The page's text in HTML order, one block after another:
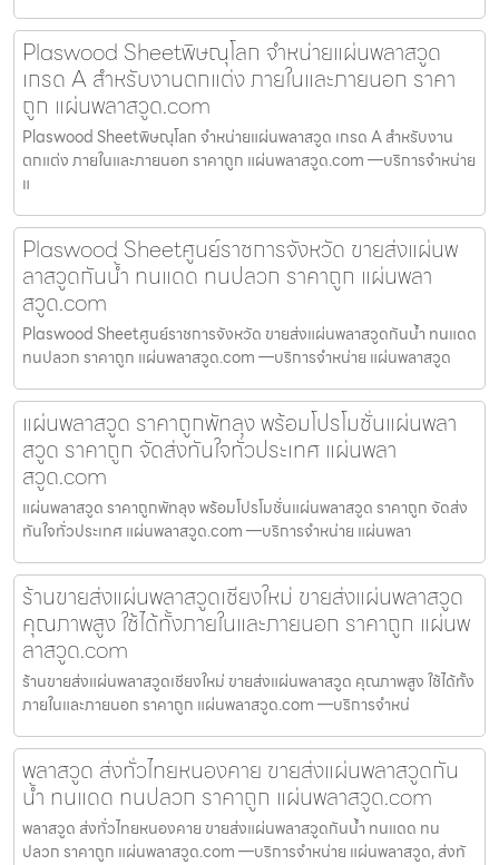
Plaswood Sheetพิษณุโลก จำหน่ายแผ่นพลาสวูด
เกรด A สำหรับงานตกแต่ง ภายในและภายนอก ราคา
ถูก แผ่นพลาสวูด.com
Plaswood Sheetพิษณุโลก จำหน่ายแผ่นพลาสวูด เกรด A สำหรับงาน
ตกแต่ง ภายในและภายนอก ราคาถูก แผ่นพลาสวูด.com —บริการจำหน่าย
แ
Plaswood Sheetศูนย์ราชการจังหวัด ขายส่งแผ่นพ
ลาสวูดกันน้ำ ทนแดด ทนปลวก ราคาถูก แผ่นพลา
สวูด.com
Plaswood Sheetศูนย์ราชการจังหวัด ขายส่งแผ่นพลาสวูดกันน้ำ ทนแดด
ทนปลวก ราคาถูก แผ่นพลาสวูด.com —บริการจำหน่าย แผ่นพลาสวูด
แผ่นพลาสวูด ราคาถูกพัทลุง พร้อมโปรโมชั่นแผ่นพลา
สวูด ราคาถูก จัดส่งทันใจทั่วประเทศ แผ่นพลา
สวูด.com
แผ่นพลาสวูด ราคาถูกพัทลุง พร้อมโปรโมชั่นแผ่นพลาสวูด ราคาถูก จัดส่ง
ทันใจทั่วประเทศ แผ่นพลาสวูด.com —บริการจำหน่าย แผ่นพลา
ร้านขายส่งแผ่นพลาสวูดเชียงใหม่ ขายส่งแผ่นพลาสวูด
คุณภาพสูง ใช้ได้ทั้งภายในและภายนอก ราคาถูก แผ่นพ
ลาสวูด.com
ร้านขายส่งแผ่นพลาสวูดเชียงใหม่ ขายส่งแผ่นพลาสวูด คุณภาพสูง ใช้ได้ทั้ง
ภายในและภายนอก ราคาถูก แผ่นพลาสวูด.com —บริการจำหน่
พลาสวูด ส่งทั่วไทยหนองคาย ขายส่งแผ่นพลาสวูดกัน
น้ำ ทนแดด ทนปลวก ราคาถูก แผ่นพลาสวูด.com
พลาสวูด ส่งทั่วไทยหนองคาย ขายส่งแผ่นพลาสวูดกันน้ำ ทนแดด ทน
ปลวก ราคาถูก แผ่นพลาสวูด.com —บริการจำหน่าย แผ่นพลาสวูด, ส่งทั